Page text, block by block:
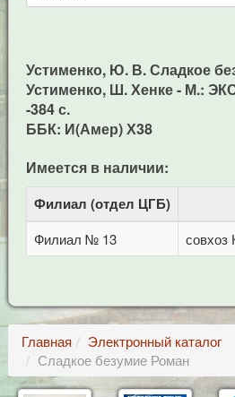
Устименко, Ю. В. Сладкое
Устименко, Ш. Хенке - М.:
-384 с.
ББК: И(Амер) Х38
Имеется в наличии:
Филиал (отдел ЦГБ)
Филиал № 13 совхоз
Главная
Электронный каталог
Сладкое безумие Роман